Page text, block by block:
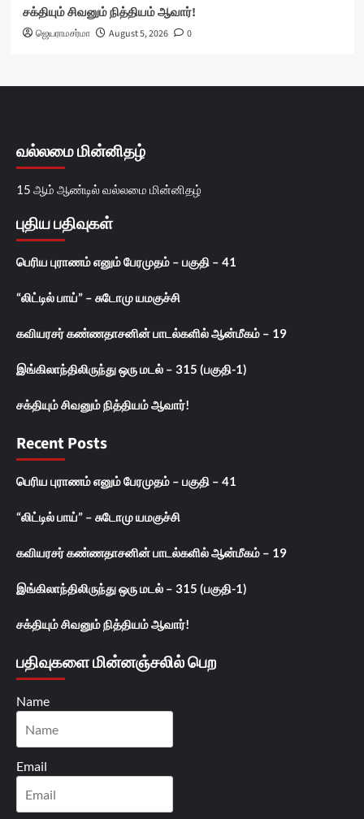
சக்தியும் சிவனும் நித்தியம் ஆவார்!
ஜெயராமசர்மா August 5, 2026 0
வல்லமை மின்னிதழ்
15 ஆம் ஆண்டில் வல்லமை மின்னிதழ்
புதிய பதிவுகள்
பெரிய புராணம் எனும் பேரமுதம் – பகுதி – 41
“லிட்டில் பாய்” – சுடோமு யமகுச்சி
கவியரசர் கண்ணதாசனின் பாடல்களில் ஆன்மீகம் – 19
இங்கிலாந்திலிருந்து ஒரு மடல் – 315 (பகுதி-1)
சக்தியும் சிவனும் நித்தியம் ஆவார்!
Recent Posts
பெரிய புராணம் எனும் பேரமுதம் – பகுதி – 41
“லிட்டில் பாய்” – சுடோமு யமகுச்சி
கவியரசர் கண்ணதாசனின் பாடல்களில் ஆன்மீகம் – 19
இங்கிலாந்திலிருந்து ஒரு மடல் – 315 (பகுதி-1)
சக்தியும் சிவனும் நித்தியம் ஆவார்!
பதிவுகளை மின்னஞ்சலில் பெற
Name
Email